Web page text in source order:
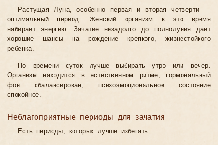
Растущая Луна, особенно первая и вторая четверти —
оптимальный период. Женский организм в это время
набирает энергию. Зачатие незадолго до полнолуния дает
хорошие шансы на рождение крепкого, жизнестойкого
ребенка.
По времени суток лучше выбирать утро или вечер.
Организм находится в естественном ритме, гормональный
фон сбалансирован, психоэмоциональное состояние
спокойное.
Неблагоприятные периоды для зачатия
Есть периоды, которых лучше избегать: